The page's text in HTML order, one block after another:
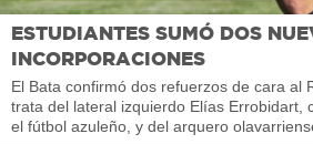
ESTUDIANTES SUMÓ DOS
INCORPORACIONES
El Bata confirmó dos refuerzos de cara al
trata del lateral izquierdo Elías Errobidart,
el fútbol azuleño, y del arquero